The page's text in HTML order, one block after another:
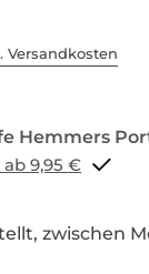
Versandkosten
Portoflat schon ab 9,95 €
zwischen